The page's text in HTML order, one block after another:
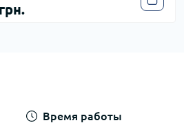
Время работы